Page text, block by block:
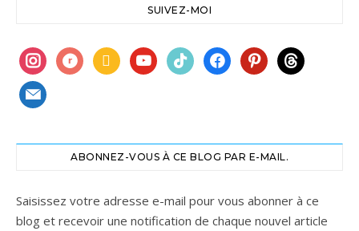
SUIVEZ-MOI
instagram
ravelrybook youtubetiktokfacebookpinterest
threads
mail
ABONNEZ-VOUS À CE BLOG PAR E-MAIL.
Saisissez votre adresse e-mail pour vous abonner à ce
blog et recevoir une notification de chaque nouvel article